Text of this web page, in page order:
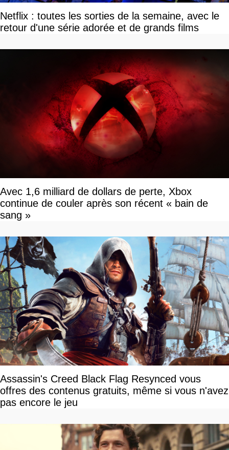
Netflix : toutes les sorties de la semaine, avec le
retour d'une série adorée et de grands films
Avec 1,6 milliard de dollars de perte, Xbox
continue de couler après son récent « bain de
sang »
Assassin's Creed Black Flag Resynced vous
offres des contenus gratuits, même si vous n'avez
pas encore le jeu